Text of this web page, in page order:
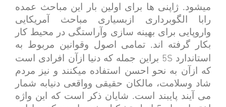
میشود. ژاپنی ها برای اولین بار این مباحث عمده
رابا الگوبرداری ازبسیاری مباحث آمریکایی
واروپایی برای بهینه سازی وآراستگی در محیط کار
بکار گرفته اند. تمامی اصول وقوانین مربوط به
استاندارد 5S براین جمله که دنیا ازآن افرادی است
که ازآن به نحو احسن استفاده میکنند و نیز مردم
شاد وسلامت، مالکان حقیقی وواقعی دنیابه شمار
می آیند پایبند است. شایان ذکر است که این واژه